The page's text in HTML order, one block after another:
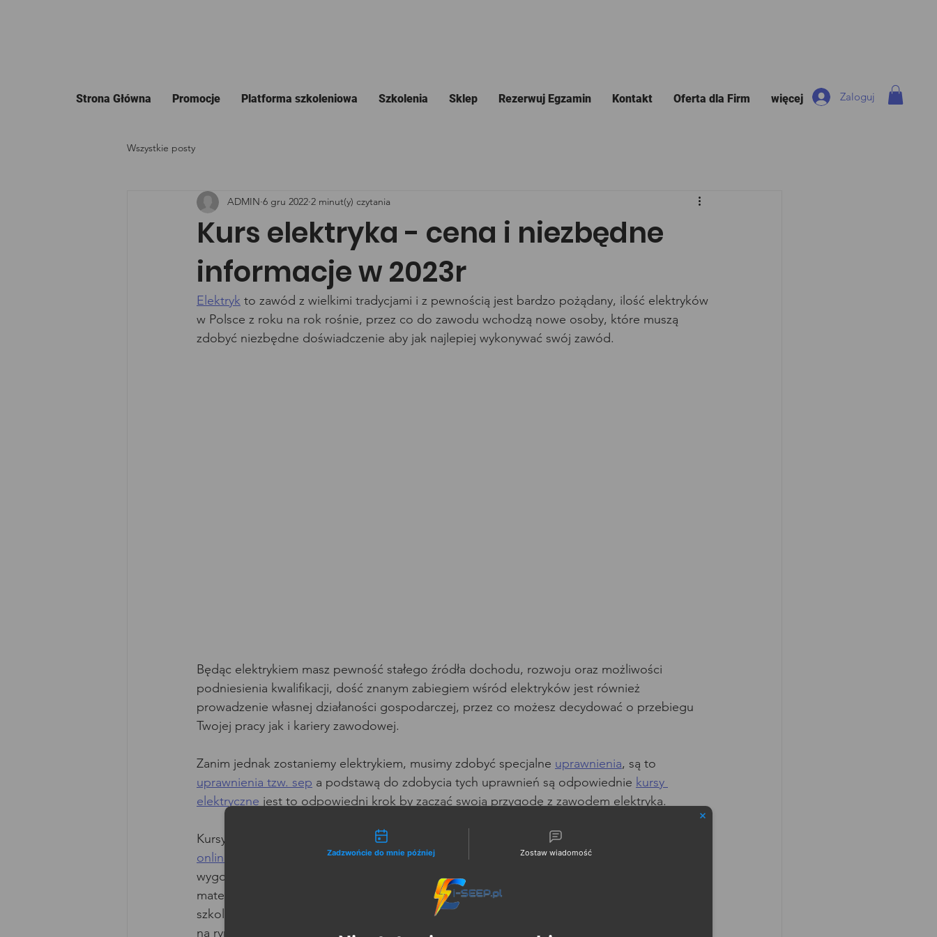
Strona Główna Promocje Platforma szkoleniowa Szkolenia Sklep Rezerwuj Egzamin Kontakt Oferta dla Firm więcej Zaloguj
Wszystkie posty
Kurs elektryka - cena i niezbędne
informacje w 2023r
ADMIN 6 gru 2022 2 minut(y) czytania
Elektryk to zawód z wielkimi tradycjami i z pewnością jest bardzo pożądany, ilość elektryków
w Polsce z roku na rok rośnie, przez co do zawodu wchodzą nowe osoby, które muszą
zdobyć niezbędne doświadczenie aby jak najlepiej wykonywać swój zawód.
Będąc elektrykiem masz pewność stałego źródła dochodu, rozwoju oraz możliwości
podniesienia kwalifikacji, dość znanym zabiegiem wśród elektryków jest również
prowadzenie własnej działaności gospodarczej, przez co możesz decydować o przebiegu
Twojej pracy jak i kariery zawodowej.
Zanim jednak zostaniemy elektrykiem, musimy zdobyć specjalne uprawnienia, są to
uprawnienia tzw. sep a podstawą do zdobycia tych uprawnień są odpowiednie kursy
elektryczne jest to odpowiedni krok by zacząć swoją przygodę z zawodem elektryka.
Kursy elektryka różnią się od siebie, zazwyczaj są podzielone na kursy stacjonarne i
online
zależnie od tego co potrzebujemy. My polecamy kursy online, ze względu na
wygodę, możliwość zatrzymania i przewijania kursu oraz możliwość ponownego odtwarzania
materiału, to według nas gwarantuje najlepszą naukę materiału. Właśnie w naszej platformie
szkoleniowej możesz w każdej chwili wejść i ponownie odtworzyć materiał szkoleniowy, nikt
na rynku nie daje takich możliwości.
Możliwości kontaktu
Zadzwońcie do mnie później Zostaw wiadomość